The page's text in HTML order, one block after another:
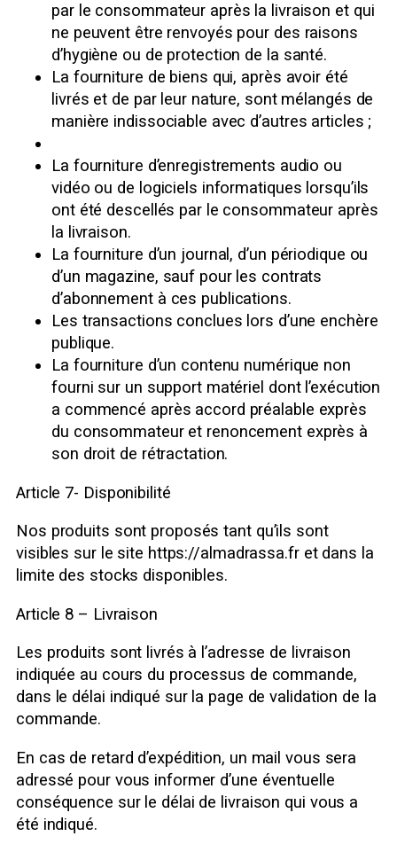
par le consommateur après la livraison et qui
ne peuvent être renvoyés pour des raisons
d’hygiène ou de protection de la santé.
La fourniture de biens qui, après avoir été
livrés et de par leur nature, sont mélangés de
manière indissociable avec d’autres articles ;
La fourniture d’enregistrements audio ou
vidéo ou de logiciels informatiques lorsqu’ils
ont été descellés par le consommateur après
la livraison.
La fourniture d’un journal, d’un périodique ou
d’un magazine, sauf pour les contrats
d’abonnement à ces publications.
Les transactions conclues lors d’une enchère
publique.
La fourniture d’un contenu numérique non
fourni sur un support matériel dont l’exécution
a commencé après accord préalable exprès
du consommateur et renoncement exprès à
son droit de rétractation.
Article 7- Disponibilité
Nos produits sont proposés tant qu’ils sont
visibles sur le site https://almadrassa.fr et dans la
limite des stocks disponibles.
Article 8 – Livraison
Les produits sont livrés à l’adresse de livraison
indiquée au cours du processus de commande,
dans le délai indiqué sur la page de validation de la
commande.
En cas de retard d’expédition, un mail vous sera
adressé pour vous informer d’une éventuelle
conséquence sur le délai de livraison qui vous a
été indiqué.